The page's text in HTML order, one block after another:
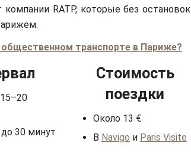
RATP, которые без остановок
транспорте в Париже?
30 минут
Стоимость
поездки
Около 13 €
В Navigo и Paris Visite